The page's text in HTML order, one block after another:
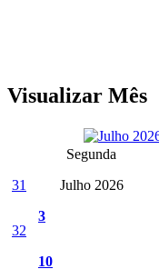
Visualizar Mês
Segunda
31
Julho 2026
32
3
10